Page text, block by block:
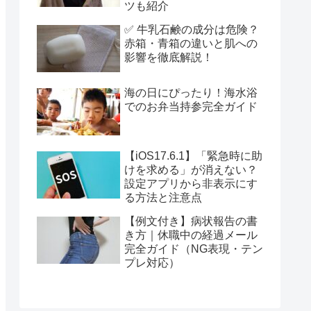
ツも紹介
✅ 牛乳石鹸の成分は危険？
赤箱・青箱の違いと肌への
影響を徹底解説！
海の日にぴったり！海水浴
でのお弁当持参完全ガイド
【iOS17.6.1】「緊急時に助
けを求める」が消えない？
設定アプリから非表示にす
る方法と注意点
【例文付き】病状報告の書
き方｜休職中の経過メール
完全ガイド（NG表現・テン
プレ対応）